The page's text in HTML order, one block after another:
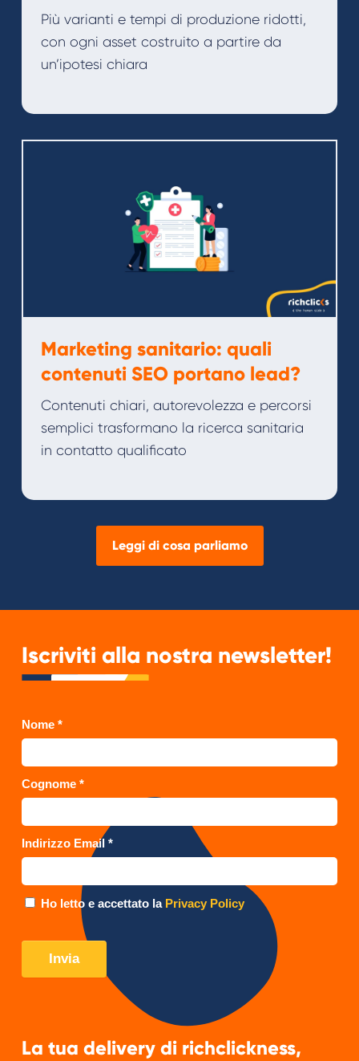
Più varianti e tempi di produzione ridotti,
con ogni asset costruito a partire da
un’ipotesi chiara
Marketing sanitario: quali
contenuti SEO portano lead?
Contenuti chiari, autorevolezza e percorsi
semplici trasformano la ricerca sanitaria
in contatto qualificato
Leggi di cosa parliamo
Iscriviti alla nostra newsletter!
La tua delivery di richclickness,